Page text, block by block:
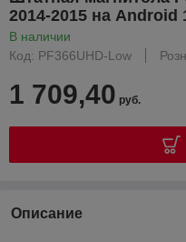
2014-2015 на Android
В наличии
Код: PF366UHD-Low
1 709,40 руб.
Описание